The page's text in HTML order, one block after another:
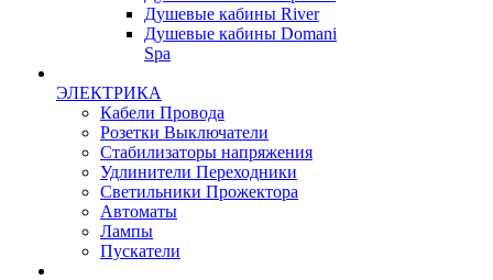
Душевые кабины River
Душевые кабины Domani
Spa
ЭЛЕКТРИКА
Кабели Провода
Розетки Выключатели
Стабилизаторы напряжения
Удлинители Переходники
Светильники Прожектора
Автоматы
Лампы
Пускатели